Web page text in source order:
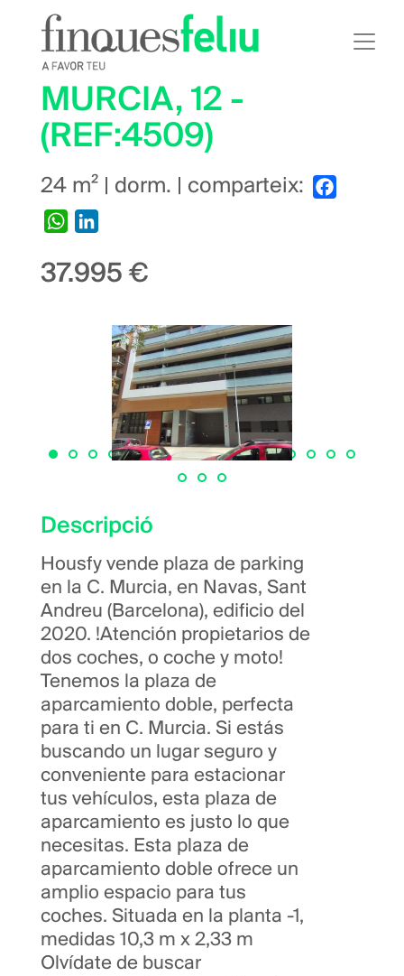
Skip
to
MURCIA, 12 -
(REF:4509)
24 m² | dorm. | comparteix:
WhatsApp
37.995 €
Descripció
Housfy vende plaza de parking
en la C. Murcia, en Navas, Sant
Andreu (Barcelona), edificio del
2020. !Atención propietarios de
dos coches, o coche y moto!
Tenemos la plaza de
aparcamiento doble, perfecta
para ti en C. Murcia. Si estás
buscando un lugar seguro y
conveniente para estacionar
tus vehículos, esta plaza de
aparcamiento es justo lo que
necesitas. Esta plaza de
aparcamiento doble ofrece un
amplio espacio para tus
coches. Situada en la planta -1,
medidas 10,3 m x 2,33 m
Olvídate de buscar